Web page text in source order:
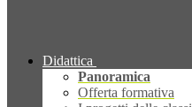
Didattica
Panoramica
Offerta formativa